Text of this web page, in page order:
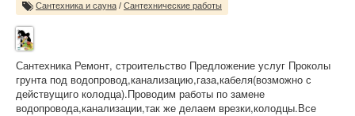
Сантехника и сауна / Сантехнические работы
Сантехника Ремонт, строительство Предложение услуг Проколы
грунта под водопровод,канализацию,газа,кабеля(возможно с
действущиго колодца).Проводим работы по замене
водопровода,канализации,так же делаем врезки,колодцы.Все